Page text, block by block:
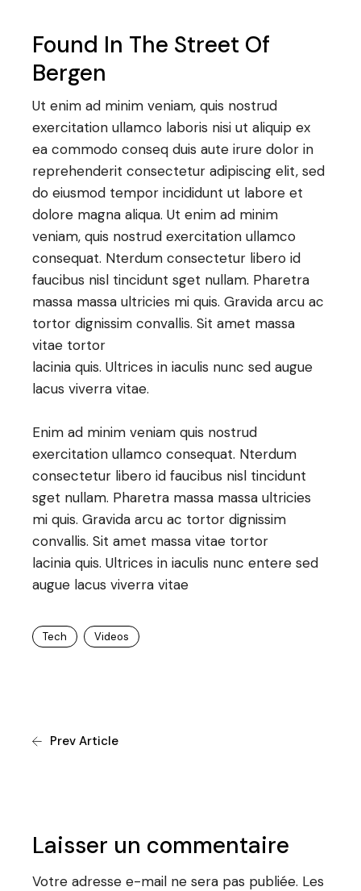
Found In The Street Of
Bergen
Ut enim ad minim veniam, quis nostrud
exercitation ullamco laboris nisi ut aliquip ex
ea commodo conseq duis aute irure dolor in
reprehenderit consectetur adipiscing elit, sed
do eiusmod tempor incididunt ut labore et
dolore magna aliqua. Ut enim ad minim
veniam, quis nostrud exercitation ullamco
consequat. Nterdum consectetur libero id
faucibus nisl tincidunt sget nullam. Pharetra
massa massa ultricies mi quis. Gravida arcu ac
tortor dignissim convallis. Sit amet massa
vitae tortor
lacinia quis. Ultrices in iaculis nunc sed augue
lacus viverra vitae.
Enim ad minim veniam quis nostrud
exercitation ullamco consequat. Nterdum
consectetur libero id faucibus nisl tincidunt
sget nullam. Pharetra massa massa ultricies
mi quis. Gravida arcu ac tortor dignissim
convallis. Sit amet massa vitae tortor
lacinia quis. Ultrices in iaculis nunc entere sed
augue lacus viverra vitae
Tech Videos
Prev Article
Laisser un commentaire
Votre adresse e-mail ne sera pas publiée. Les